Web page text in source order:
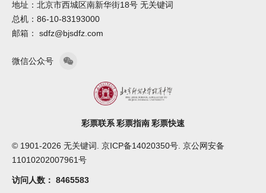
地址：北京市西城区南新华街18号 无关键词
总机：86-10-83193000
邮箱： sdfz@bjsdfz.com
微信公众号
彩票联系彩票指南彩票快速
© 1901-2026 无关键词. 京ICP备14020350号. 京公网安备
11010202007961号
访问人数： 8465583